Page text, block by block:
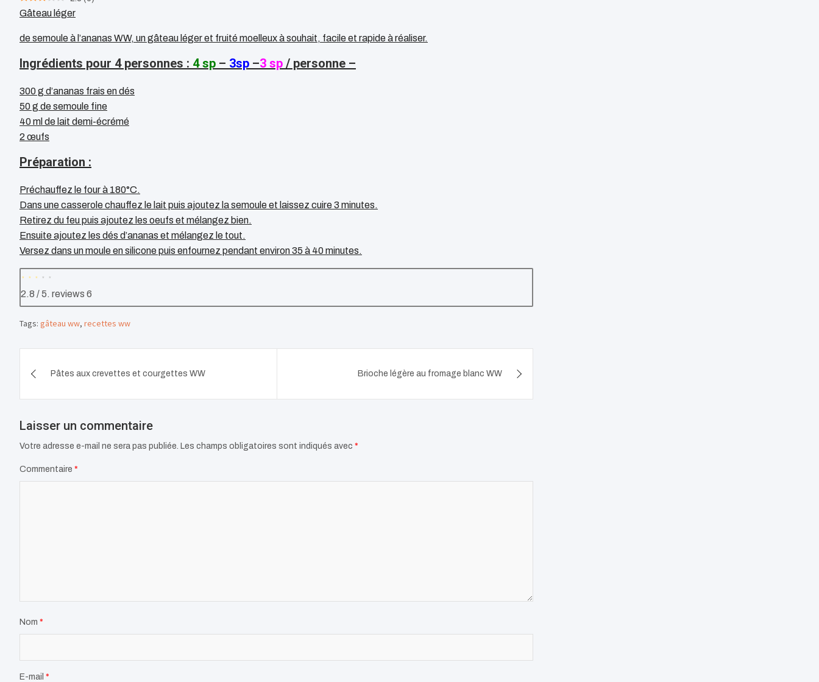
Gâteau léger
de semoule à l’ananas WW, un gâteau léger et fruité moelleux à souhait, facile et rapide à réaliser.
Ingrédients pour 4 personnes : 4 sp – 3sp –3 sp / personne –
300 g d’ananas frais en dés
50 g de semoule fine
40 ml de lait demi-écrémé
2 œufs
Préparation :
Préchauffez le four à 180°C.
Dans une casserole chauffez le lait puis ajoutez la semoule et laissez cuire 3 minutes.
Retirez du feu puis ajoutez les oeufs et mélangez bien.
Ensuite ajoutez les dés d’ananas et mélangez le tout.
Versez dans un moule en silicone puis enfournez pendant environ 35 à 40 minutes.
2.8 / 5. reviews 6
Tags: gâteau ww, recettes ww
de
Pâtes aux crevettes et courgettes WW Brioche légère au fromage blanc WW
Laisser un commentaire
Votre adresse e-mail ne sera pas publiée. Les champs obligatoires sont indiqués avec *
Commentaire *
Nom *
E-mail *